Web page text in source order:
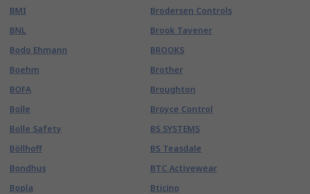
BMI
BNL
Bodo Ehmann
Boehm
BOFA
Bolle
Bolle Safety
Böllhoff
Bondhus
Bopla
Brodersen Controls
Brook Tavener
BROOKS
Brother
Broughton
Broyce Control
BS SYSTEMS
BS Teasdale
BTC Activewear
Bticino